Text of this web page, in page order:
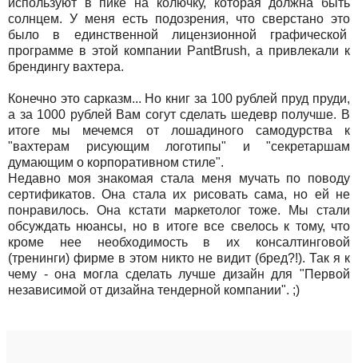
солнцем. У меня есть подозрения, что сверстано это
было в единственной лицензионной графической
программе в этой компании PantBrush, а привлекали к
брендингу вахтера.
Конечно это сарказм... Но книг за 100 рублей пруд пруди,
а за 1000 рублей Вам согут сделать шедевр получше. В
итоге мы мечемся от лошадиного самодурства к
"вахтерам рисующим логотипы" и "секретаршам
думающим о корпоративном стиле".
Недавно моя знакомая стала меня мучать по поводу
сертификатов. Она стала их рисовать сама, но ей не
понравилось. Она кстати маркетолог тоже. Мы стали
обсуждать нюансы, но в итоге все свелось к тому, что
кроме нее необходимость в их консалтинговой
(тренинги) фирме в этом никто не видит (бред?!). Так я к
чему - она могла сделать лучше дизайн для "Первой
независимой от дизайна тендерной компании". ;)